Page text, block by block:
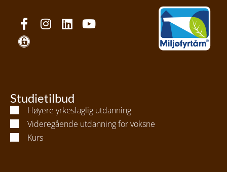
Studietilbud
Høyere yrkesfaglig utdanning
Videregående utdanning for voksne
Kurs